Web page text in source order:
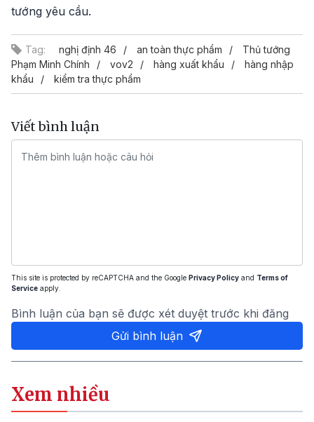
tướng yêu cầu.
Tag: nghị định 46 an toàn thực phẩm
Thủ tướng
Phạm Minh Chính
vov2 hàng xuất khẩu
hàng nhập
khẩu
kiểm tra thực phẩm
Viết bình luận
This site is protected by reCAPTCHA and the Google Privacy Policy and Terms of
Service apply.
Bình luận của bạn sẽ được xét duyệt trước khi đăng
Gửi bình luận
Xem nhiều